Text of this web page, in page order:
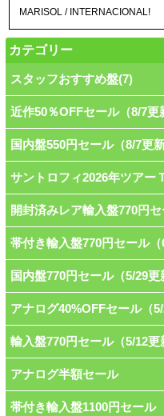
MARISOL / INTERNACIONAL!
カテゴリー
スタッフおすすめ盤(7)
近作50％OFFセール（8/7更
国内盤550円セール（8/7更新
サントロフィ2026年ツアー
開封済みレア輸入盤770円セ
帯付き輸入盤770円セール（
国内盤770円セール（5/29更
アナログ40%OFFセール（5/
輸入盤770円セール（5/12更
アナログ半額セール
帯付き輸入盤1100円セール